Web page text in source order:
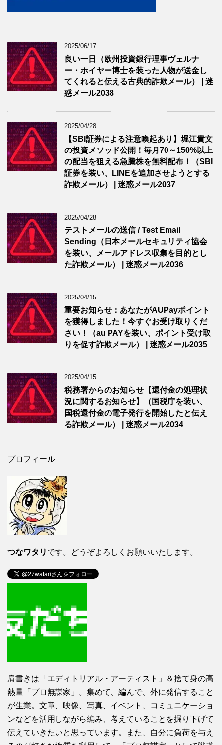
2025/06/17
良い一日（欧州投資銀行理事ヴェルナ
ー・ホイヤー博士を装った人物が送金し
てくれると伝える古典的詐欺メール） | 迷
惑メール2038
2025/04/28
【SBI証券による注意喚起あり】堀江貴文
の投資メソッド公開！毎月70～150%以上
の配当を狙える急騰株を無料配布！（SBI
証券を装い、LINEを追加させようとする
詐欺メール） | 迷惑メール2037
2025/04/28
テストメールの送信 / Test Email
Sending（日本メールセキュリティ協会
を装い、メールアドレス収集を目的とし
た詐欺メール） | 迷惑メール2036
2025/04/15
重要お知らせ：あなたがAUPayポイント
を獲得しました！今すぐお受け取りくだ
さい！（au PAYを装い、ポイント受け取
りを促す詐欺メール） | 迷惑メール2035
2025/04/15
税務署からのお知らせ【還付金の処理状
況に関するお知らせ】（国税庁を装い、
国税還付金の電子発行を開始したと伝え
る詐欺メール） | 迷惑メール2034
プロフィール
つなワタリ です。どうぞよろしくお願いいたします。
肩書きは「エディトリアル・アーティスト」＆捨て身の高
熱量「プロ無謀家」。集めて、編んで、外に発信すること
が生業。文章、映像、写真、イベント、コミュニケーショ
ンなどを活用しながら編み、考えていることを掘り下げて
伝えていきたいと思っています。また、自分に負荷を与え